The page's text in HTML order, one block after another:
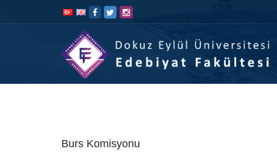
Burs Komisyonu